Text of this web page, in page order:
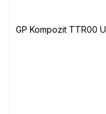
GP Kompozit TTR00